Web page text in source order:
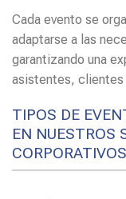
Cada evento se
adaptarse a las
garantizando una
asistentes, clientes
TIPOS DE
EN NUESTROS